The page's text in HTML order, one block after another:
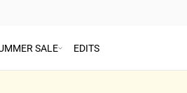
SALE EDITS